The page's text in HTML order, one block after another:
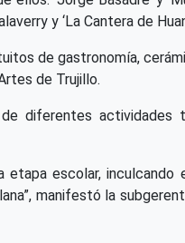
y ‘La Cantera de
de gastronomía,
de Trujillo.
diferentes actividades
escolar, inculcando
manifestó la